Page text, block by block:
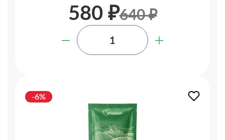
580 ₽640 ₽
-6%